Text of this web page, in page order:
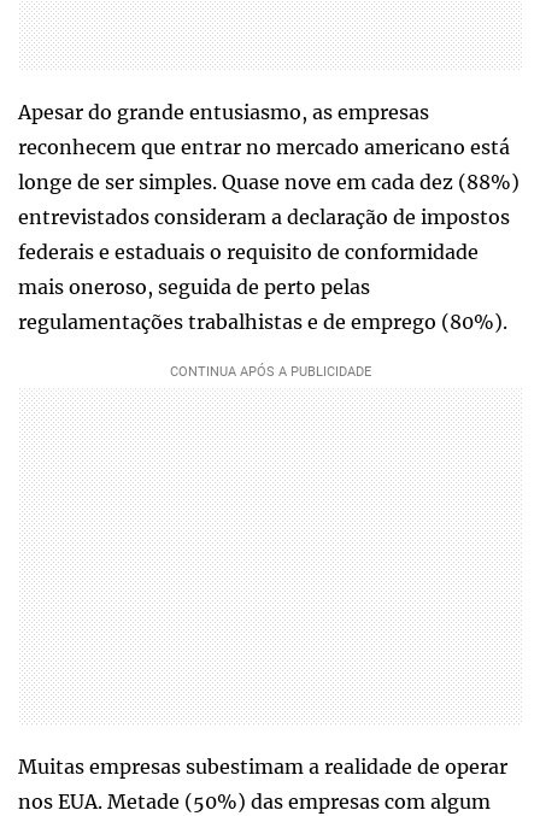
Apesar do grande entusiasmo, as empresas
reconhecem que entrar no mercado americano está
longe de ser simples. Quase nove em cada dez (88%)
entrevistados consideram a declaração de impostos
federais e estaduais o requisito de conformidade
mais oneroso, seguida de perto pelas
regulamentações trabalhistas e de emprego (80%).
Muitas empresas subestimam a realidade de operar
nos EUA. Metade (50%) das empresas com algum